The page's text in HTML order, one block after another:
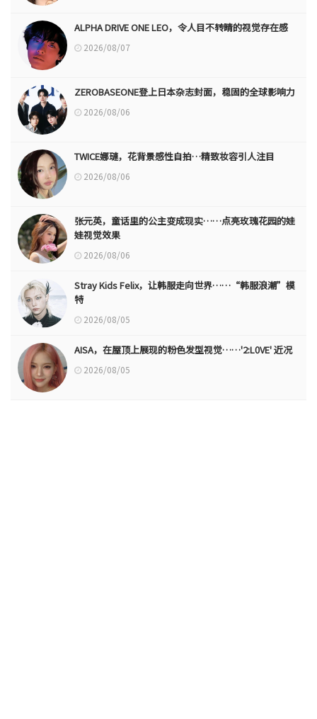
ALPHA DRIVE ONE LEO，令人目不转睛的视觉存在感
2026/08/07
ZEROBASEONE登上日本杂志封面，稳固的全球影响力
2026/08/06
TWICE娜璉，花背景感性自拍…精致妆容引人注目
2026/08/06
张元英，童话里的公主变成现实……点亮玫瑰花园的娃
娃视觉效果
2026/08/06
Stray Kids Felix，让韩服走向世界……“韩服浪潮”模
特
2026/08/05
AISA，在屋顶上展现的粉色发型视觉……'2:L0VE' 近况
2026/08/05